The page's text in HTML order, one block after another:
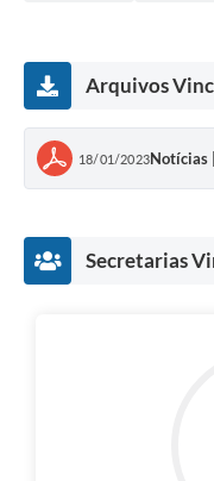
Arquivos
18/01/2023Notícias
Secretarias